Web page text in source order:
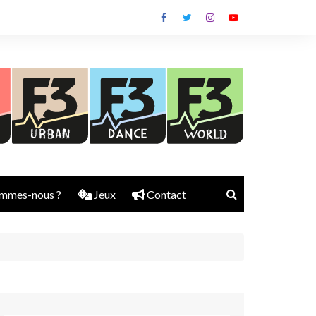
nous ? Jeux Contact